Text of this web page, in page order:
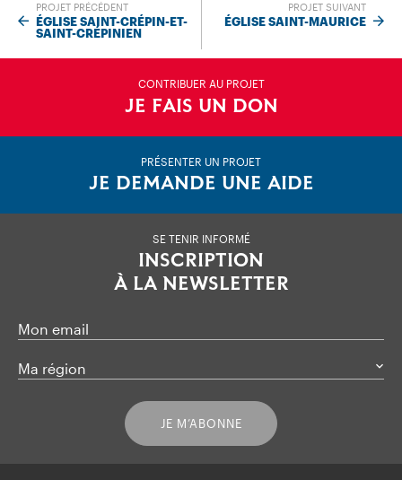
PROJET PRÉCÉDENT
ÉGLISE SAINT-CRÉPIN-ET-
SAINT-CRÉPINIEN
PROJET SUIVANT
ÉGLISE SAINT-MAURICE
CONTRIBUER AU PROJET
JE FAIS UN DON
PRÉSENTER UN PROJET
JE DEMANDE UNE AIDE
SE TENIR INFORMÉ
INSCRIPTION
À LA NEWSLETTER
Mon email
Ma région
JE M’ABONNE